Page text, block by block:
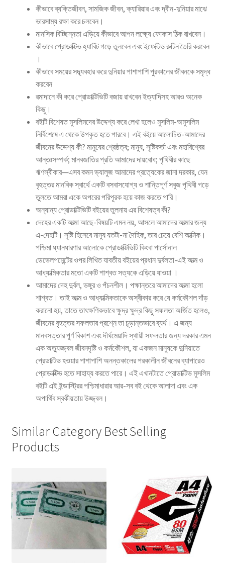
কীভাবে ব্যক্তিজীবন, সামজিক জীবন, ক্যারিয়ার এবং দ্বীন-দুনিয়ার মাঝে
ভারসাম্য রক্ষা করে চলবেন।
মানসিক বিচ্ছিন্নতা এড়িয়ে কীভাবে আপন লক্ষ্যে ফোকাস ঠিক রাখবেন।
কীভাবে প্রােডাক্টিভ হ্যাবিট গড়ে তুলবেন এবং ইফেক্টিভ রুটিন তৈরি করবেন
।
কীভাবে সময়ের সদ্ব্যবহার করে দুনিয়ার পাশাপাশি পুরকালের জীবনকে সমৃদ্ধ
করবেন
রমাদানে কী করে প্রােডাক্টিভিটি বজায় রাখবেন ইত্যাদিসহ আরও অনেক
কিছু।
বইটি বিশেষত মুসলিমদের উদ্দেশ্য করে লেখা হলেও মুসলিম-অমুসলিম
নির্বিশেষে এ থেকে উপকৃত হতে পারবে। এই বইয়ে আলােচিত-আমাদের
জীবনের উদ্দেশ্য কী? মানুষের শ্রেষ্ঠত্ব; মানুষ, সৃষ্টিকর্তা এবং মহাবিশ্বের
আন্তঃসম্পর্ক; মানবজাতির প্রতি আমাদের দায়বােধ; পৃথিবীর কাছে
ঋণস্বীকার—এসব কমন ভ্যালুজ আমাদের প্রত্যেকের জানা দরকার, যেন
বৃহত্তর মানবিক স্বার্থে একটি বসবাসযোগ্য ও শান্তিপূর্ণ সবুজ পৃথিবী গড়ে
তুলতে আমরা একে অপরের পরিপূরক হয়ে কাজ করতে পারি।
অন্যান্য প্রোডাক্টিভিটি বইয়ের তুলনায় এর বিশেষত্ব কী?
দেহের একটি আত্মা আছে-বিষয়টি এমন নয়, আসলে আমাদের আত্মার জন্য
এ-দেহটি। সৃষ্টি হিসেবে মানুষ যতটা-না দৈহিক, তার চেয়ে বেশি আত্মিক।
পশ্চিমা ধ্যানধারণার আলােকে প্রোডাক্টিভিটি কিংবা পার্সোনাল
ডেভেলপমেন্টের ওপর লিখিত যাবতীয় বইয়ের প্রধান দুর্বলতা-এই আত্ম ও
আধ্যাত্মিকতার মতাে একটি শাশ্বত সত্যকে এড়িয়ে যাওয়া ।
আমাদের দেহ দুর্বল, ভঙ্গুর ও পঁচনশীল। পক্ষান্তরে আমাদের আত্মা হলাে
শাশ্বত। তাই আত্ম ও আধ্যাত্মিকতাকে অস্বীকার করে যে কর্মকৌশল দাঁড়
করানাে হয়, তাতে তাৎক্ষণিকভাবে ক্ষুদ্র ক্ষুদ্র কিছু সফলতা অর্জিত হলেও,
জীবনের বৃহত্তর সফলতার প্রশ্নে তা চূড়ান্তভাবে ব্যর্থ। এ জন্য
মানবসত্তার পূর্ণ বিকাশ এবং দীর্ঘমেয়াদি স্থায়ী সফলতার জন্য দরকার এমন
এক অত্যুজ্জ্বল জীবনদৃষ্টি ও কর্মকৌশল, যা একজন মানুষকে দুনিয়াতে
প্রেডাক্টিভ হওয়ার পাশাপাশি অনন্তকালের পরকালীন জীবনের ব্যাপারেও
প্রােডাক্টিভ হতে সাহায্য করতে পারে। এই এখানটাতে প্রােডাক্টিভ মুসলিম
বইটি এই ইন্ডাস্ট্রির পশ্চিমাধারার আর-সব বই থেকে আলাদা এবং এক
অপার্থিব স্বকীয়তায় উজ্জ্বল।
Similar Category Best Selling
Products